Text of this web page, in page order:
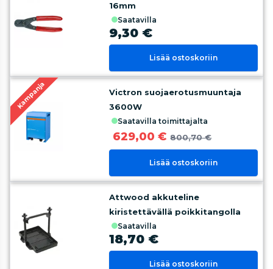
16mm
saatavilla
9,30 €
Lisää ostoskoriin
Kampanja
Victron suojaerotusmuuntaja
3600W
saatavilla toimittajalta
629,00 € 800,70 €
Lisää ostoskoriin
Attwood akkuteline
kiristettävällä poikkitangolla
saatavilla
18,70 €
Lisää ostoskoriin